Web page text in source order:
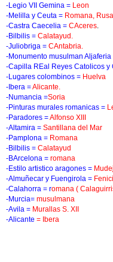
-Legio VII Gemina = Leon
-Melilla y Ceuta = Romana,
-Castra Caecelia = CAceres.
-Bilbilis = Calatayud.
-Juliobriga = CAntabria.
-Monumento musulman Aljaferia
-Capilla REal Reyes Catolicos y
-Lugares colombinos = Huelva
-Ibera =Alicante.
-Numancia =Soria
-Pinturas murales romanicas =
-Paradores =Alfonso XIII
-Altamira = Santillana del Mar
-Pamplona = Romana
-Bilbilis = Calatayud
-BArcelona = romana
-Estilo artistico aragones =
-Almuñecar y Fuengirola =
-Calahorra = romana (
-Murcia= musulmana
-Avila = Murallas S. XII
-Alicante = Ibera